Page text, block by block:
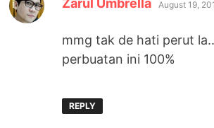
August 19,
mmg tak de hati perut
perbuatan ini 100%
REPLY